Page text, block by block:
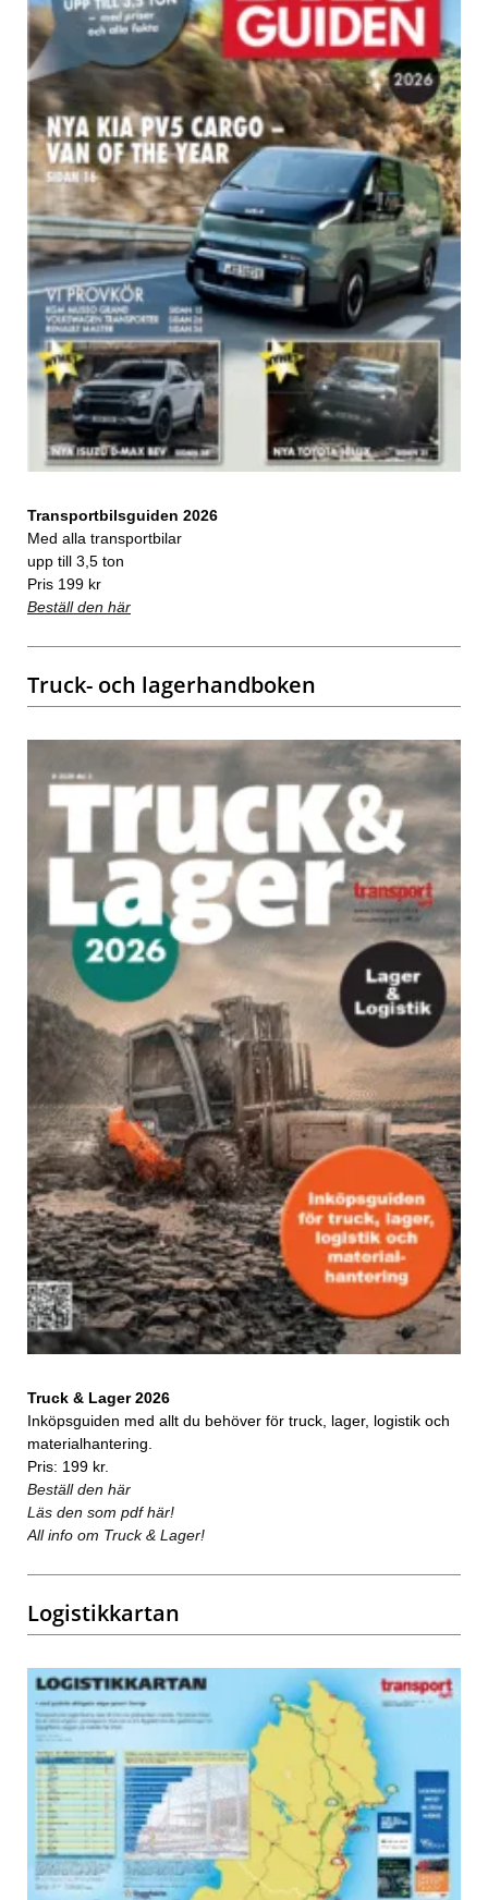
Transportbilsguiden 2026
Med alla transportbilar
upp till 3,5 ton
Pris 199 kr
Beställ den här
Truck- och lagerhandboken
Truck & Lager 2026
Inköpsguiden med allt du behöver för truck, lager, logistik och
materialhantering.
Pris: 199 kr.
Beställ den här
Läs den som pdf här!
All info om Truck & Lager!
Logistikkartan